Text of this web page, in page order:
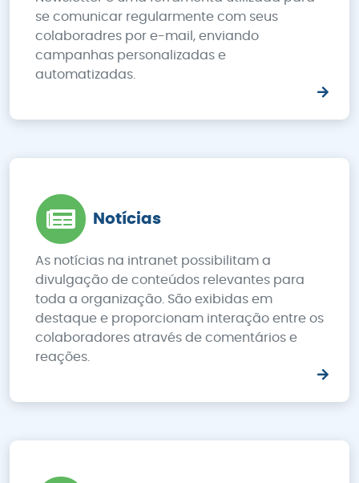
se comunicar regularmente com seus
colaboradres por e-mail, enviando
campanhas personalizadas e
automatizadas.
Notícias
As notícias na intranet possibilitam a
divulgação de conteúdos relevantes para
toda a organização. São exibidas em
destaque e proporcionam interação entre os
colaboradores através de comentários e
reações.